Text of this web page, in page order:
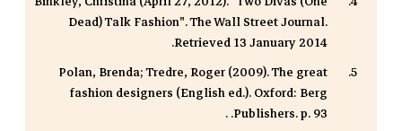
Dead) Talk Fashion". The Wall Street Journal.
Retrieved 13 January 2014.
Polan, Brenda; Tredre, Roger (2009). The great
fashion designers (English ed.). Oxford: Berg
Publishers. p. 93. .